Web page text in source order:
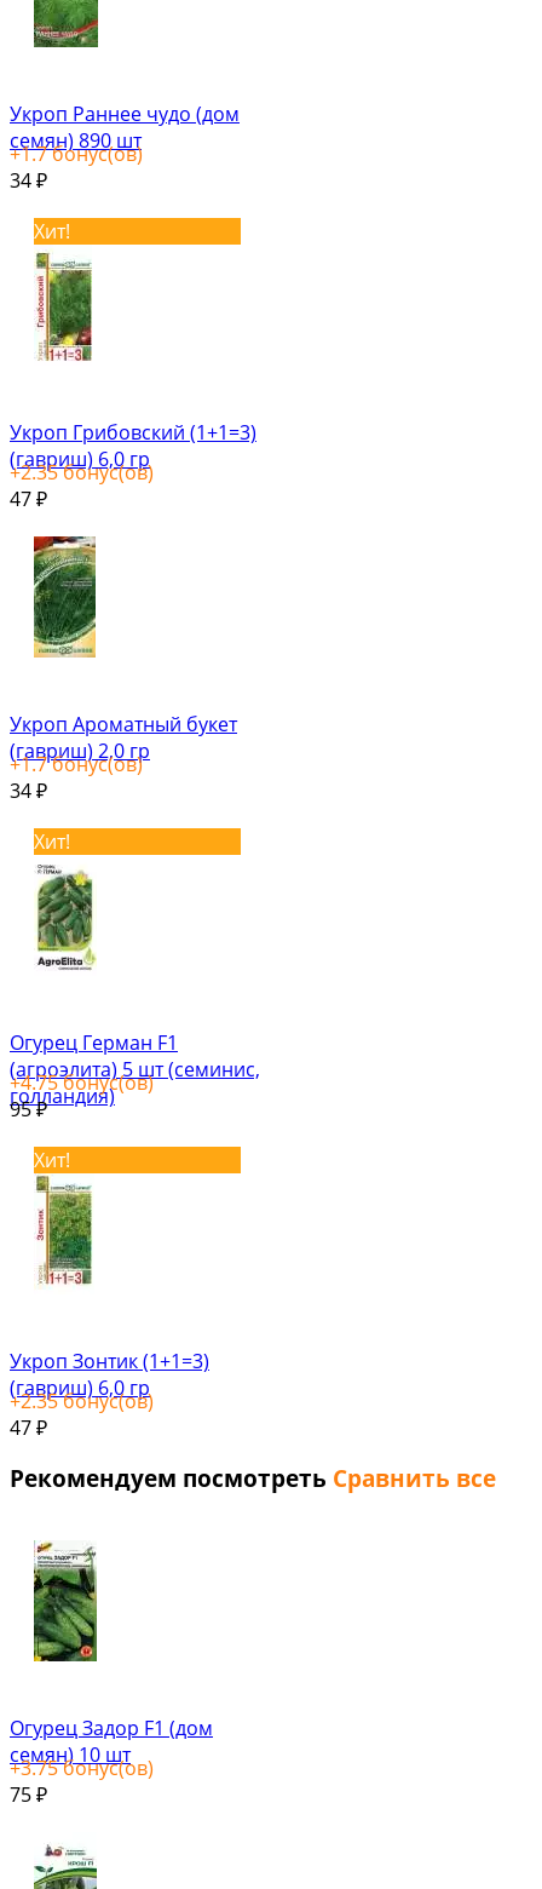
Укроп Раннее чудо (дом
семян) 890 шт
+1.7бонус(ов)
34 ₽
Хит!
Укроп Грибовский (1+1=3)
(гавриш) 6,0 гр
+2.35бонус(ов)
47 ₽
Укроп Ароматный букет
(гавриш) 2,0 гр
+1.7бонус(ов)
34 ₽
Хит!
Огурец Герман F1
(агроэлита) 5 шт (семинис,
голландия)
+4.75бонус(ов)
95₽
Хит!
Укроп Зонтик (1+1=3)
(гавриш) 6,0 гр
+2.35бонус(ов)
47 ₽
Рекомендуем посмотреть Сравнить все
Огурец Задор F1 (дом
семян) 10 шт
+3.75бонус(ов)
75 ₽